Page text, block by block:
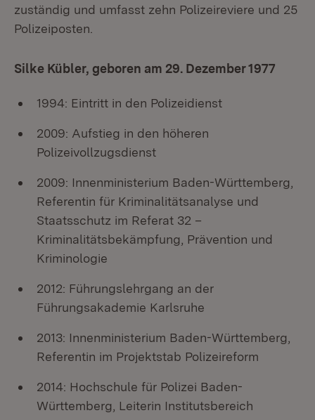
zuständig und umfasst zehn Polizeireviere und 25
Polizeiposten.
Silke Kübler, geboren am 29. Dezember 1977
1994: Eintritt in den Polizeidienst
2009: Aufstieg in den höheren
Polizeivollzugsdienst
2009: Innenministerium Baden-Württemberg,
Referentin für Kriminalitätsanalyse und
Staatsschutz im Referat 32 –
Kriminalitätsbekämpfung, Prävention und
Kriminologie
2012: Führungslehrgang an der
Führungsakademie Karlsruhe
2013: Innenministerium Baden-Württemberg,
Referentin im Projektstab Polizeireform
2014: Hochschule für Polizei Baden-
Württemberg, Leiterin Institutsbereich